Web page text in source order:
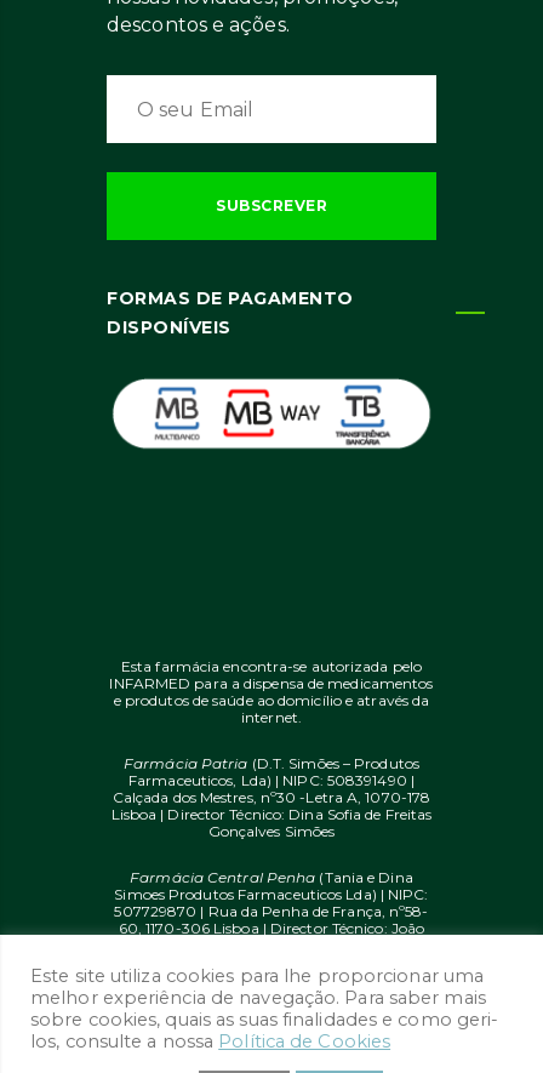
descontos e ações.
FORMAS DE PAGAMENTO
DISPONÍVEIS
Esta farmácia encontra-se autorizada pelo
INFARMED para a dispensa de medicamentos
e produtos de saúde ao domicílio e através da
internet.
Farmácia Patria (D.T. Simões – Produtos
Farmaceuticos, Lda) | NIPC: 508391490 |
Calçada dos Mestres, nº30 -Letra A, 1070-178
Lisboa | Director Técnico: Dina Sofia de Freitas
Gonçalves Simões
Farmácia Central Penha (Tania e Dina
Simoes Produtos Farmaceuticos Lda) | NIPC:
507729870 | Rua da Penha de França, nº58-
60, 1170-306 Lisboa | Director Técnico: João
© 2020 farmaciaon.pt | Design and
Development: iupi.agencyby Dual Up
Consulting Group
Este site utiliza cookies para lhe proporcionar uma
melhor experiência de navegação. Para saber mais
sobre cookies, quais as suas finalidades e como geri-
los, consulte a nossa Política de Cookies